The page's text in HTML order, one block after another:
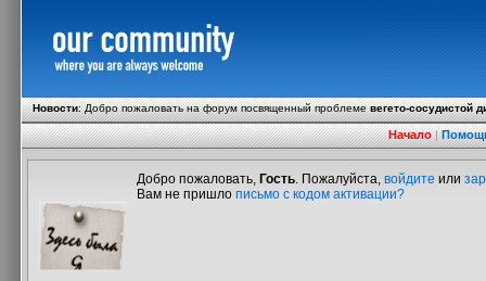
Новости:Добро пожаловать на форум посвященный проблемевегето-сосудистой
Начало|
Добро пожаловать, Гость. Пожалуйста, войдите или
Вам не пришло письмо с кодом активации?